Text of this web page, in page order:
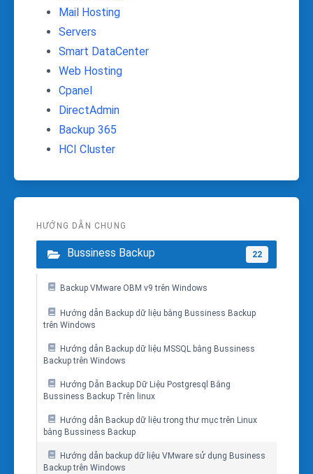
Mail Hosting
Servers
Smart DataCenter
Web Hosting
Cpanel
DirectAdmin
Backup 365
HCI Cluster
HƯỚNG DẪN CHUNG
Bussiness Backup 22
Backup VMware OBM v9 trên Windows
Hướng dẫn Backup dữ liệu bằng Bussiness Backup
trên Windows
Hướng dẫn Backup dữ liệu MSSQL bằng Bussiness
Backup trên Windows
Hướng Dẫn Backup Dữ Liệu Postgresql Bằng
Bussiness Backup Trên linux
Hướng dẫn Backup dữ liệu trong thư mục trên Linux
bằng Bussiness Backup
Hướng dẫn backup dữ liệu VMware sử dụng Business
Backup trên Windows